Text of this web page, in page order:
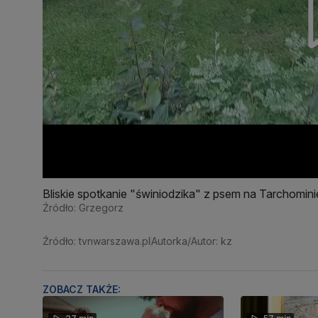
Bliskie spotkanie "świniodzika" z psem na
Źródło: Grzegorz
Źródło: tvnwarszawa.pl Autorka/Autor: kz
ZOBACZ TAKŻE: